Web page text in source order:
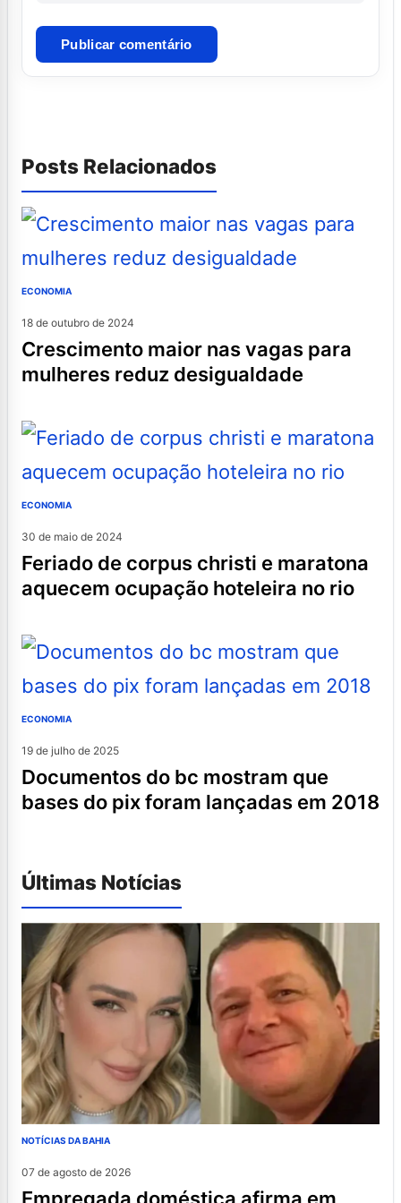
Posts Relacionados
ECONOMIA
18 de outubro de 2024
crescimento maior nas vagas para
mulheres reduz desigualdade
ECONOMIA
30 de maio de 2024
feriado de corpus christi e maratona
aquecem ocupação hoteleira no rio
ECONOMIA
19 de julho de 2025
documentos do bc mostram que
bases do pix foram lançadas em 2018
Últimas Notícias
NOTÍCIAS DA BAHIA
07 de agosto de 2026